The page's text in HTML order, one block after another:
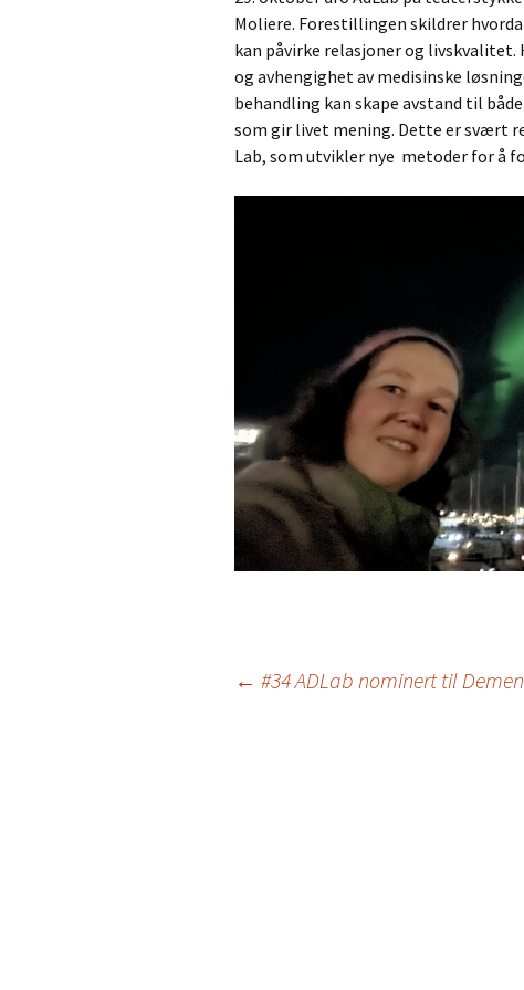
Moliere. Forestillingen skildrer
kan påvirke relasjoner og
og avhengighet av medisinske
behandling kan skape avstand til
som gir livet mening. Dette er svært
Lab, som utvikler nye metoder for å
← #34 ADLab nominert til